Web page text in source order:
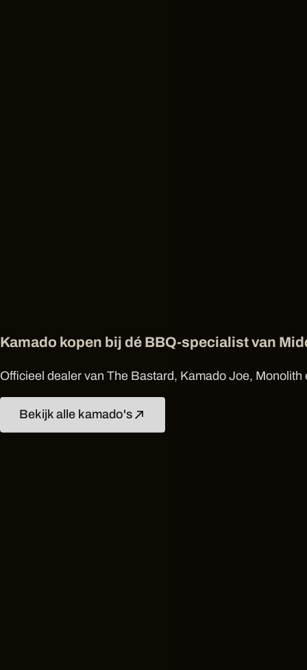
Kamado kopen bij dé BBQ-specialist van
Officieel dealer van The Bastard, Kamado Joe,
Bekijk alle kamado's